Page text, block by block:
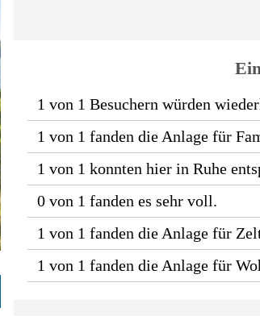
1 von 1 Besuchern würden
1 von 1 fanden die Anlage für
1 von 1 konnten hier in Ruhe
0 von 1 fanden es sehr voll.
1 von 1 fanden die Anlage für
1 von 1 fanden die Anlage für